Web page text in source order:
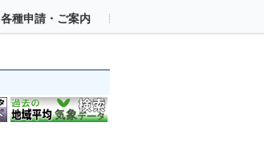
各種申請・ご案内